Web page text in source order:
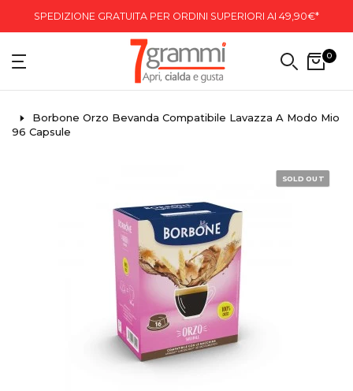
SPEDIZIONE GRATUITA PER ORDINI SUPERIORI AI 49,90€*
0
Borbone Orzo Bevanda Compatibile Lavazza A Modo Mio
96 Capsule
SOLD OUT